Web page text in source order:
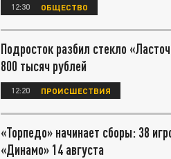
12:30 ОБЩЕСТВО
Подросток разбил стекло
800 тысяч рублей
12:20 ПРОИСШЕСТВИЯ
«Торпедо» начинает сборы: 38
«Динамо» 14 августа